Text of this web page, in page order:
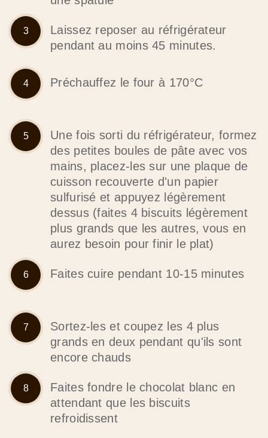
Laissez reposer au réfrigérateur
pendant au moins 45 minutes.
Préchauffez le four à 170°C
Une fois sorti du réfrigérateur, formez
des petites boules de pâte avec vos
mains, placez-les sur une plaque de
cuisson recouverte d'un papier
sulfurisé et appuyez légèrement
dessus (faites 4 biscuits légèrement
plus grands que les autres, vous en
aurez besoin pour finir le plat)
Faites cuire pendant 10-15 minutes
Sortez-les et coupez les 4 plus
grands en deux pendant qu'ils sont
encore chauds
Faites fondre le chocolat blanc en
attendant que les biscuits
refroidissent